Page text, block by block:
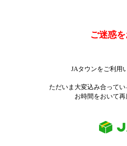
ご迷惑
JAタウンをご利用
ただいま大変込み合って
お時間をおいて